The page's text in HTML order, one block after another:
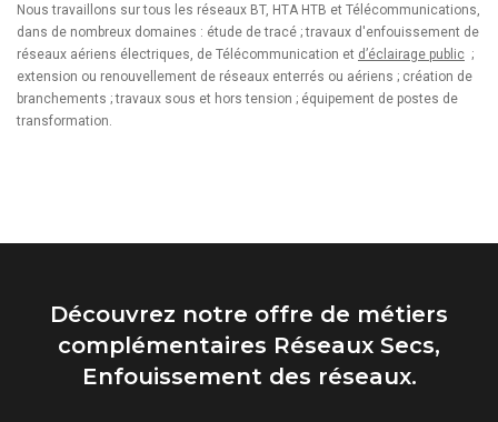
Nous travaillons sur tous les réseaux BT, HTA HTB et Télécommunications,
dans de nombreux domaines : étude de tracé ; travaux d'enfouissement de
réseaux aériens électriques, de Télécommunication et d’éclairage public ;
extension ou renouvellement de réseaux enterrés ou aériens ; création de
branchements ; travaux sous et hors tension ; équipement de postes de
transformation.
Découvrez notre offre de métiers
complémentaires Réseaux Secs,
Enfouissement des réseaux.